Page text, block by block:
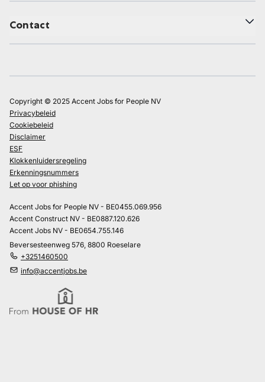
Contact
Copyright © 2025 Accent Jobs for People NV
Privacybeleid
Cookiebeleid
Disclaimer
ESF
Klokkenluidersregeling
Erkenningsnummers
Let op voor phishing
Accent Jobs for People NV - BE0455.069.956
Accent Construct NV - BE0887.120.626
Accent Jobs NV - BE0654.755.146
Beversesteenweg 576, 8800 Roeselare
+3251460500
info@accentjobs.be